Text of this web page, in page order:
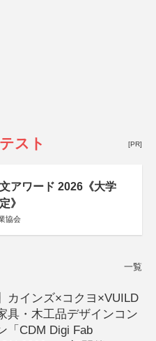
スト [PR]
アワード 2026《大学
》
協会
一覧
カインズ×コクヨ×VUILD
具・木工品デザインコン
「CDM Digi Fab